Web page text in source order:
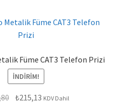
Füme CAT3 Telefon Prizi
İNDIRIM!
Orijinal
₺215,13 Şu
KDV Dahil